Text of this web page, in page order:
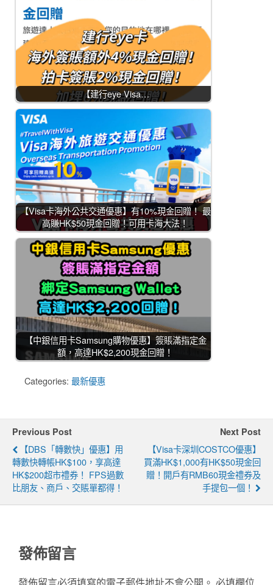
【建行eye Visa…
【Visa卡海外公共交通優惠】有10%現金回贈！ 最
高賺HK$50現金回贈！可用卡海大法！
【中銀信用卡Samsung購物優惠】簽賬滿指定金
額，高達HK$2,200現金回贈！
Categories: 最新優惠
Previous Post
【DBS「轉數快」優惠】用
轉數快轉帳HK$100，享高達
HK$200超市禮券！ FPS過數
比朋友、商戶、交賬單都得！
Next Post
【Visa卡深圳COSTCO優惠】
買滿HK$1,000有HK$50現金回
贈！開戶有RMB60現金禮券及
手提包一個！
發佈留言